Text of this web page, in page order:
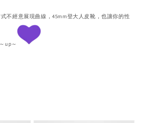
不經意展現曲線，45mm登大人皮靴，也讓你的性
up～